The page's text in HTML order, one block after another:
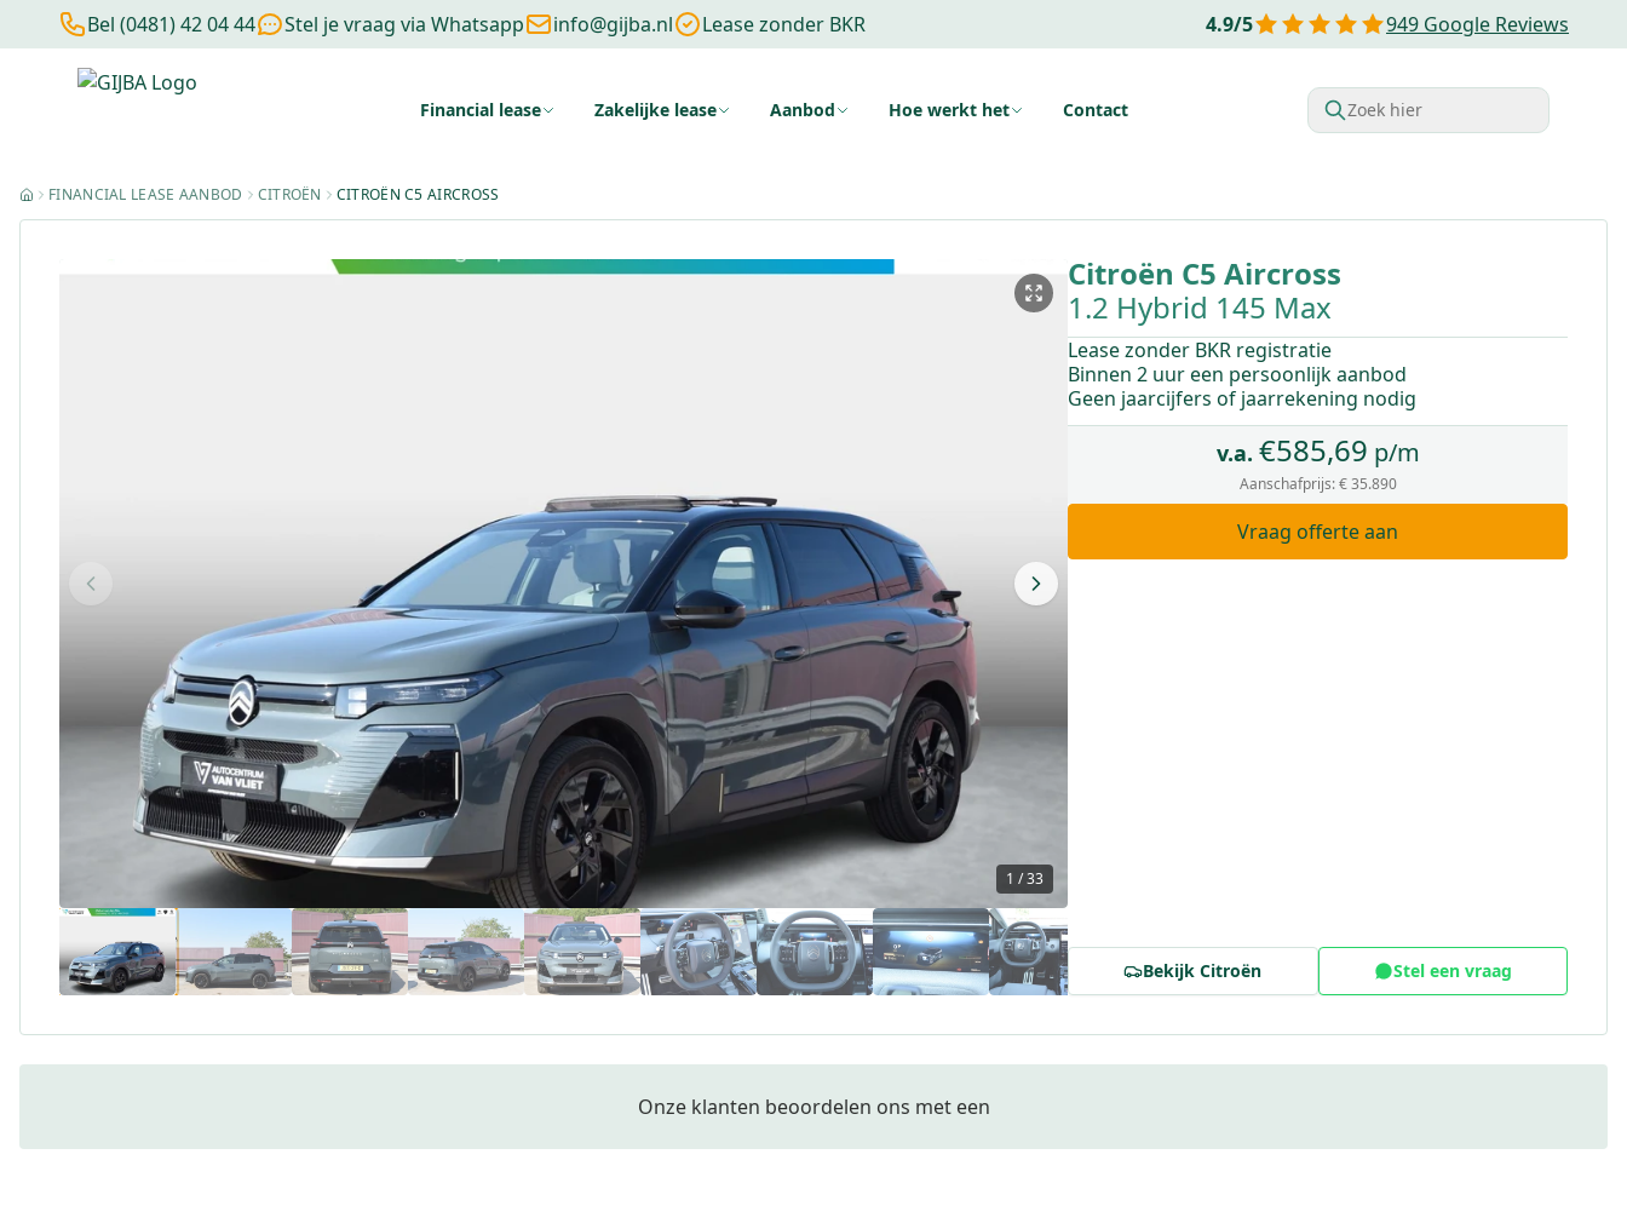
Bel (0481) 42 04 44 Stel je vraag via Whatsapp info@gijba.nl Lease zonder BKR 4.9/5 949 Google Reviews
Financial lease Zakelijke lease Aanbod Hoe werkt het Contact Zoek hier
Financial lease berekenenNegatieve BKRZonder BKR toetsing
FINANCIAL LEASE AANBOD CITROËN CITROËN C5 AIRCROSS
1 /33
Citroën C5 Aircross
1.2 Hybrid 145 Max
Lease zonder BKR registratie
Binnen 2 uur een persoonlijk aanbod
Geen jaarcijfers of jaarrekening nodig
v.a. €585,69 p/m
Aanschafprijs:€ 35.890
Vraag offerte aan
BekijkCitroën Stel een vraag
Onze klanten beoordelen ons met een